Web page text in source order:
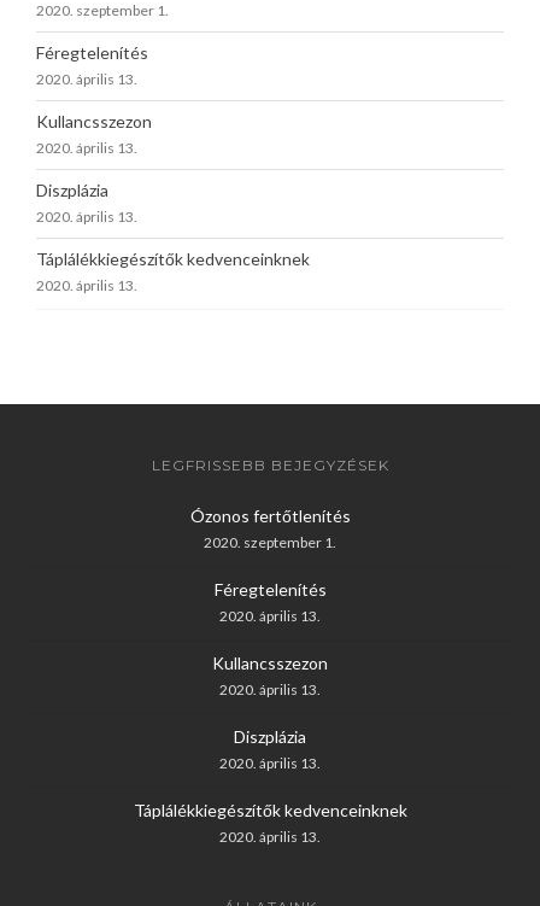
2020. szeptember 1.
Féregtelenítés
2020. április 13.
Kullancsszezon
2020. április 13.
Diszplázia
2020. április 13.
Táplálékkiegészítők kedvenceinknek
2020. április 13.
LEGFRISSEBB BEJEGYZÉSEK
Ózonos fertőtlenítés
2020. szeptember 1.
Féregtelenítés
2020. április 13.
Kullancsszezon
2020. április 13.
Diszplázia
2020. április 13.
Táplálékkiegészítők kedvenceinknek
2020. április 13.